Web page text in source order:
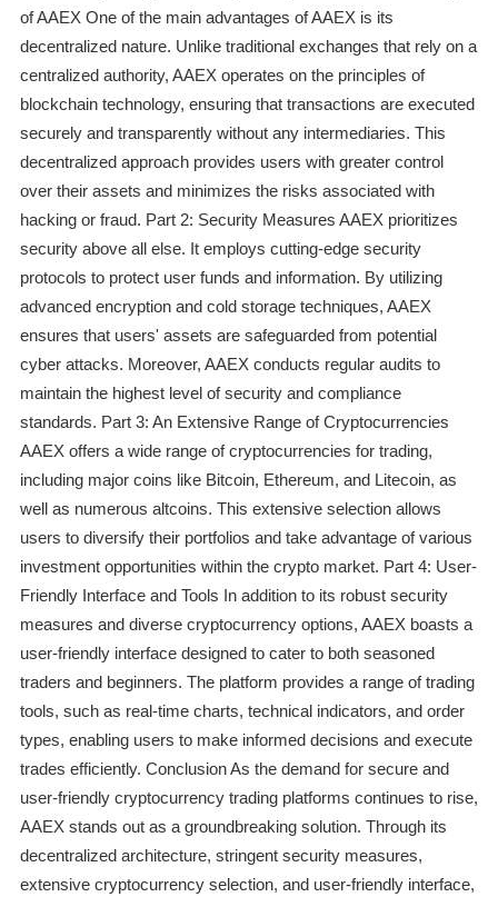
of AAEX One of the main advantages of AAEX is its
decentralized nature. Unlike traditional exchanges that rely on a
centralized authority, AAEX operates on the principles of
blockchain technology, ensuring that transactions are executed
securely and transparently without any intermediaries. This
decentralized approach provides users with greater control
over their assets and minimizes the risks associated with
hacking or fraud. Part 2: Security Measures AAEX prioritizes
security above all else. It employs cutting-edge security
protocols to protect user funds and information. By utilizing
advanced encryption and cold storage techniques, AAEX
ensures that users' assets are safeguarded from potential
cyber attacks. Moreover, AAEX conducts regular audits to
maintain the highest level of security and compliance
standards. Part 3: An Extensive Range of Cryptocurrencies
AAEX offers a wide range of cryptocurrencies for trading,
including major coins like Bitcoin, Ethereum, and Litecoin, as
well as numerous altcoins. This extensive selection allows
users to diversify their portfolios and take advantage of various
investment opportunities within the crypto market. Part 4: User-
Friendly Interface and Tools In addition to its robust security
measures and diverse cryptocurrency options, AAEX boasts a
user-friendly interface designed to cater to both seasoned
traders and beginners. The platform provides a range of trading
tools, such as real-time charts, technical indicators, and order
types, enabling users to make informed decisions and execute
trades efficiently. Conclusion As the demand for secure and
user-friendly cryptocurrency trading platforms continues to rise,
AAEX stands out as a groundbreaking solution. Through its
decentralized architecture, stringent security measures,
extensive cryptocurrency selection, and user-friendly interface,